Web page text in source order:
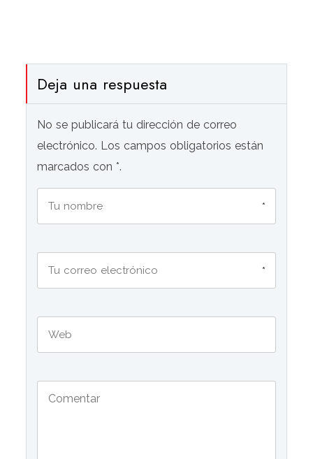
Deja una respuesta
No se publicará tu dirección de correo
electrónico. Los campos obligatorios están
marcados con *.
*
*